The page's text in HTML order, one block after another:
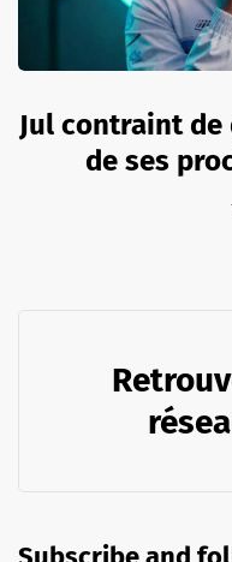
Jul contraint
de ses